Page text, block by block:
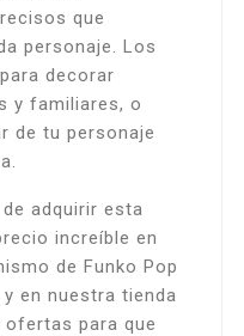
que
personaje. Los
decorar
y familiares, o
de tu personaje
adquirir esta
increíble en
de Funko Pop
en nuestra tienda
para que